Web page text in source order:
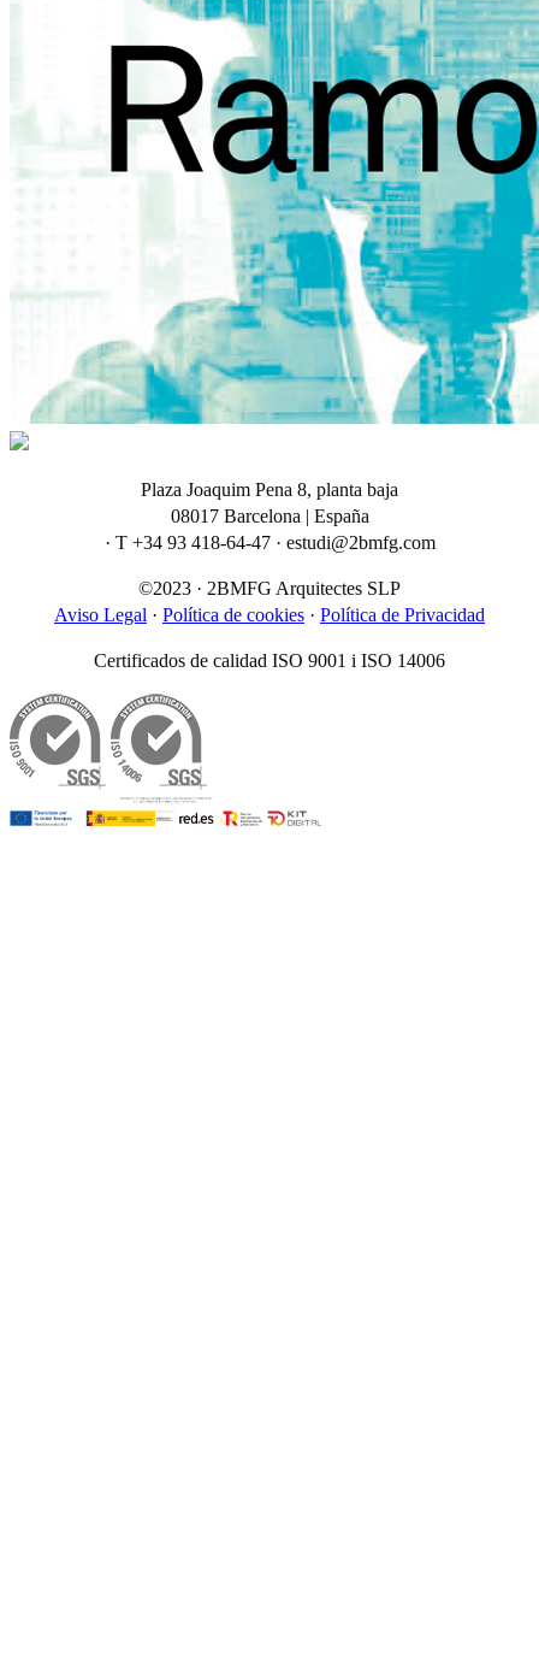
Plaza Joaquim Pena 8, planta baja
08017 Barcelona | España
· T +34 93 418-64-47 · estudi@2bmfg.com
©2023 · 2BMFG Arquitectes SLP
Aviso Legal · Política de cookies · Política de Privacidad
Certificados de calidad ISO 9001 i ISO 14006